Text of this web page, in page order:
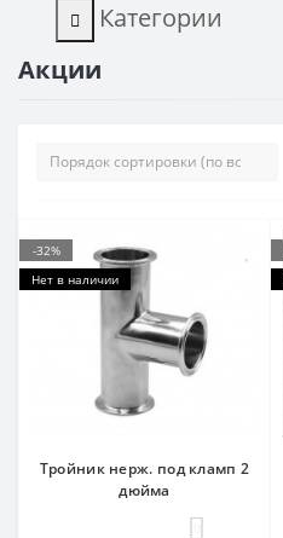
Категории
Акции
-32%
Нет в наличии
Тройник нерж. под кламп 2
дюйма